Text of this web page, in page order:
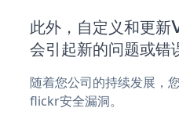
此外，自定义和更
会引起新的问题或错
随着您公司的持续发展，
flickr安全漏洞。